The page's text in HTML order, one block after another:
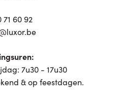
71 60 92
7u30 - 17u30
& op feestdagen.